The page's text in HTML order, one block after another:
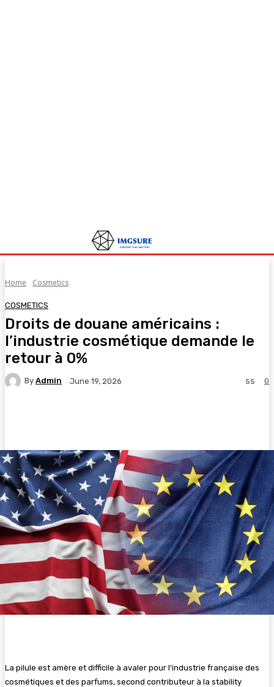
Home Cosmetics
COSMETICS
Droits de douane américains :
l’industrie cosmétique demande le
retour à 0%
By Admin June 19, 2026 0
55
La pilule est amère et difficile à avaler pour l’industrie française des
cosmétiques et des parfums, second contributeur à la stability